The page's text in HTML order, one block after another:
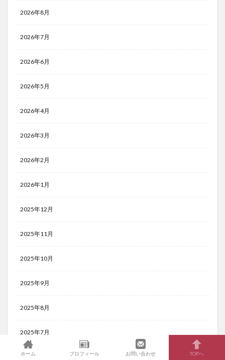
2026年8月
2026年7月
2026年6月
2026年5月
2026年4月
2026年3月
2026年2月
2026年1月
2025年12月
2025年11月
2025年10月
2025年9月
2025年8月
2025年7月
2025年6月
ホーム プロフィール お問い合わせ TOPへ